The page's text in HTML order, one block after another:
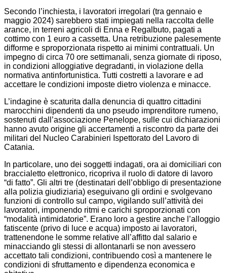
Secondo l’inchiesta, i lavoratori irregolari (tra gennaio e
maggio 2024) sarebbero stati impiegati nella raccolta delle
arance, in terreni agricoli di Enna e Regalbuto, pagati a
cottimo con 1 euro a cassetta. Una retribuzione palesemente
difforme e sproporzionata rispetto ai minimi contrattuali. Un
impegno di circa 70 ore settimanali, senza giornate di riposo,
in condizioni alloggiative degradanti, in violazione della
normativa antinfortunistica. Tutti costretti a lavorare e ad
accettare le condizioni imposte dietro violenza e minacce.
L’indagine è scaturita dalla denuncia di quattro cittadini
marocchini dipendenti da uno pseudo imprenditore rumeno,
sostenuti dall’associazione Penelope, sulle cui dichiarazioni
hanno avuto origine gli accertamenti a riscontro da parte dei
militari del Nucleo Carabinieri Ispettorato del Lavoro di
Catania.
In particolare, uno dei soggetti indagati, ora ai domiciliari con
braccialetto elettronico, ricopriva il ruolo di datore di lavoro
“di fatto”. Gli altri tre (destinatari dell’obbligo di presentazione
alla polizia giudiziaria) eseguivano gli ordini e svolgevano
funzioni di controllo sul campo, vigilando sull’attività dei
lavoratori, imponendo ritmi e carichi sproporzionati con
“modalità intimidatorie”. Erano loro a gestire anche l’alloggio
fatiscente (privo di luce e acqua) imposto ai lavoratori,
trattenendone le somme relative all’affitto dal salario e
minacciando gli stessi di allontanarli se non avessero
accettato tali condizioni, contribuendo così a mantenere le
condizioni di sfruttamento e dipendenza economica e